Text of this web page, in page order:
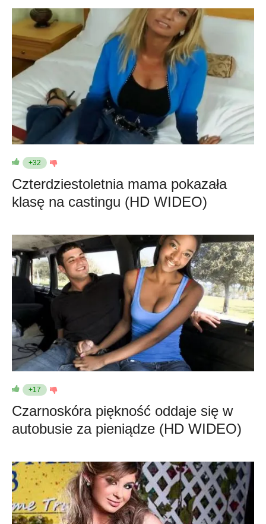
+32
Czterdziestoletnia mama pokazała
klasę na castingu (HD WIDEO)
+17
Czarnoskóra piękność oddaje się w
autobusie za pieniądze (HD WIDEO)